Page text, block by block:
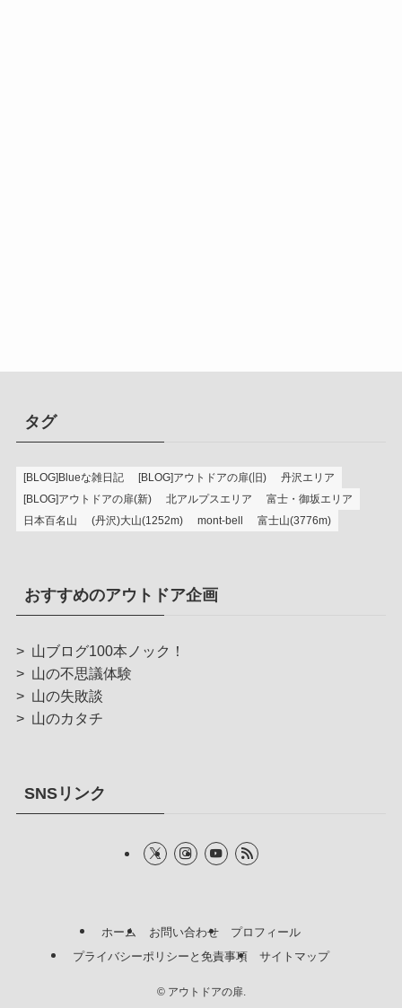
タグ
[BLOG]Blueな雑日記 [BLOG]アウトドアの扉(旧)
丹沢エリア
[BLOG]アウトドアの扉(新)
北アルプスエリア
富士・御坂エリア
日本百名山
(丹沢)大山(1252m) mont-bell 富士山(3776m)
おすすめのアウトドア企画
> 山ブログ100本ノック！
> 山の不思議体験
> 山の失敗談
> 山のカタチ
SNSリンク
ホーム お問い合わせ
プロフィール
プライバシーポリシーと免責事項
サイトマップ
©アウトドアの扉.